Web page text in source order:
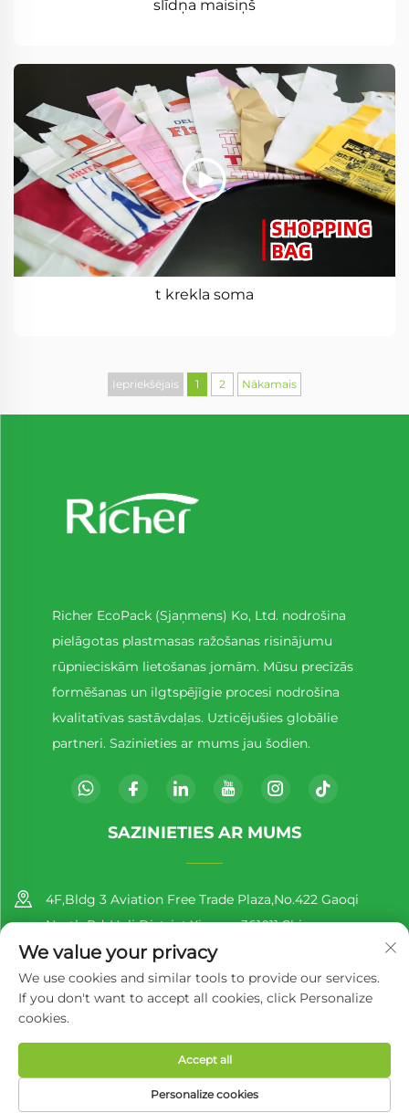
slīdņa maisiņš
t krekla soma
Iepriekšējais 1 2 Nākamais
Richer EcoPack (Sjaņmens) Ko, Ltd. nodrošina
pielāgotas plastmasas ražošanas risinājumu
rūpnieciskām lietošanas jomām. Mūsu precīzās
formēšanas un ilgtspējīgie procesi nodrošina
kvalitatīvas sastāvdaļas. Uzticējušies globālie
partneri. Sazinieties ar mums jau šodien.
SAZINIETIES AR MUMS
4F,Bldg 3 Aviation Free Trade Plaza,No.422 Gaoqi
North Rd.,Huli District,Xiamen,361011,China
+86-13860188777
[email protected]
Autortiesības © 2025 — Richer EcoPack (Sjaņmens) Ko, Ltd.
Konfidencialitātes politika
We value your privacy
We use cookies and similar tools to provide our services.
If you don't want to accept all cookies, click Personalize
cookies.
Personalize cookies
Accept all